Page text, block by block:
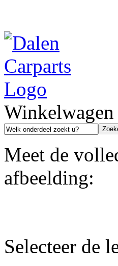
Winkelwagen
Meet de
afbeelding:
Selecteer de